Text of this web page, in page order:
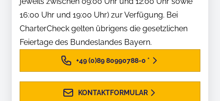
16:00 Uhr und 19:00 Uhr) zur Verfügung. Bei
CharterCheck gelten übrigens die gesetzlichen
Feiertage des Bundeslandes Bayern.
+49 (0)89 80990788-0 *
KONTAKTFORMULAR